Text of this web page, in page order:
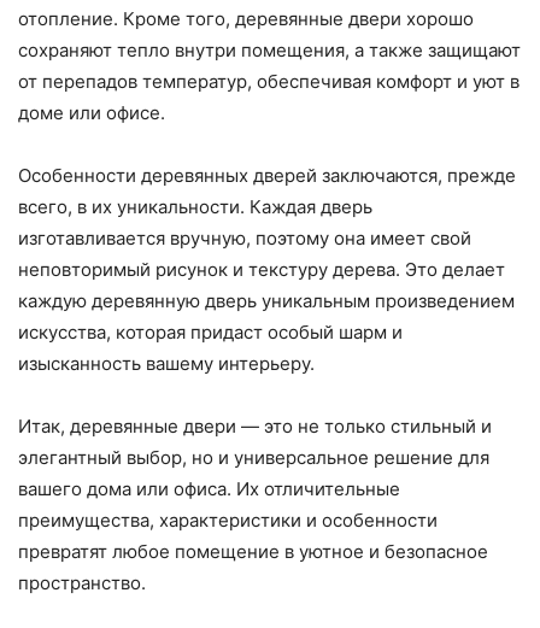
отопление. Кроме того, деревянные двери хорошо
сохраняют тепло внутри помещения, а также защищают
от перепадов температур, обеспечивая комфорт и уют в
доме или офисе.
Особенности деревянных дверей заключаются, прежде
всего, в их уникальности. Каждая дверь
изготавливается вручную, поэтому она имеет свой
неповторимый рисунок и текстуру дерева. Это делает
каждую деревянную дверь уникальным произведением
искусства, которая придаст особый шарм и
изысканность вашему интерьеру.
Итак, деревянные двери — это не только стильный и
элегантный выбор, но и универсальное решение для
вашего дома или офиса. Их отличительные
преимущества, характеристики и особенности
превратят любое помещение в уютное и безопасное
пространство.